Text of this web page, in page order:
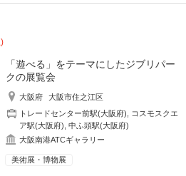
「遊べる」をテーマにしたジブリパー
クの展覧会
大阪府
大阪市住之江区
トレードセンター前駅(大阪府)
コスモスクエ
ア駅(大阪府) ,中ふ頭駅(大阪府)
大阪南港ATCギャラリー
美術展・博物展